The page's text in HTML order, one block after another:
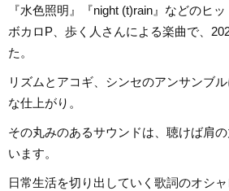
『水色照明』『night (t)rain』などのヒ
ボカロP、歩く人さんによる楽曲で、
た。
リズムとアコギ、シンセのアンサンブ
な仕上がり。
その丸みのあるサウンドは、聴けば肩
います。
日常生活を切り出していく歌詞のオシ